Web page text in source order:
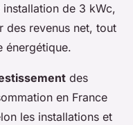
de 3 kWc,
des revenus net, tout
énergétique.
des
en France
les installations et